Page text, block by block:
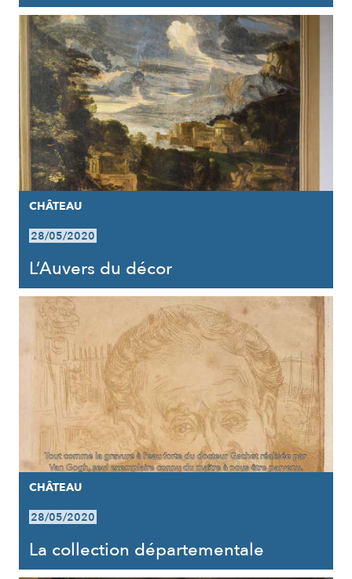
CHÂTEAU
28/05/2020
L’Auvers du décor
CHÂTEAU
28/05/2020
La collection départementale